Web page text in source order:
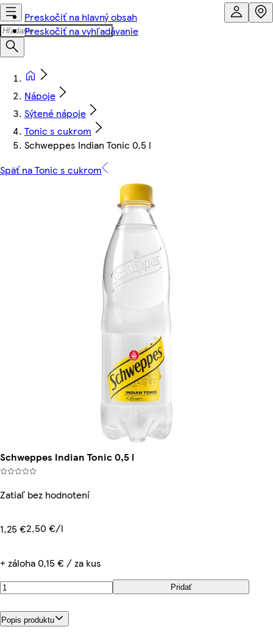
Preskočiť na hlavný obsah
Preskočiť na vyhľadávanie
Nápoje
Sýtené nápoje
Tonic s cukrom
Schweppes Indian Tonic 0,5 l
Späť na Tonic s cukrom
Schweppes Indian Tonic 0,5 l
Zatiaľ bez hodnotení
1,25 €2,50 €/l
+ záloha 0,15 € / za kus
Pridať
Popis produktu